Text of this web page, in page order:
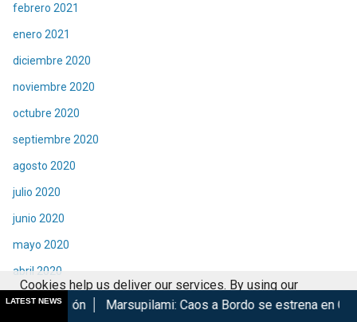
febrero 2021
enero 2021
diciembre 2020
noviembre 2020
octubre 2020
septiembre 2020
agosto 2020
julio 2020
junio 2020
mayo 2020
abril 2020
marzo 2020
LATEST NEWS
Marsupilami: Caos a Bordo se estrena en Cinépolis Harry
Cookies help us deliver our services. By using our
services, you agree to our use of cookies.
Got it